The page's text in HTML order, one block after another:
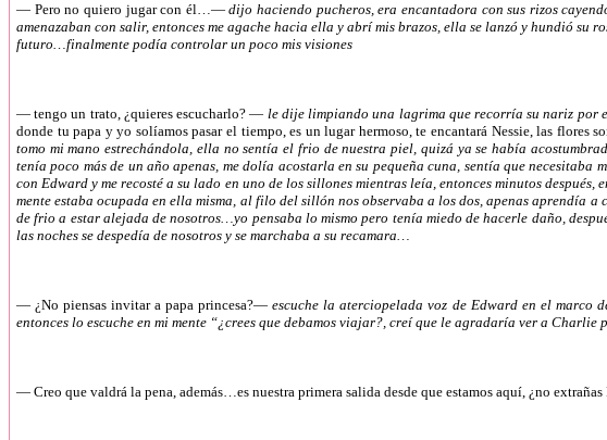
— Pero no quiero jugar con él…—dijo haciendo pucheros, era encantadora con sus rizos
amenazaban con salir, entonces me agache hacia ella y abrí mis brazos, ella se lanzó y hundió
futuro…finalmente podía controlar un poco mis visiones
— tengo un trato, ¿quieres escucharlo? — le dije limpiando una lagrima que recorría su nariz por
donde tu papa y yo solíamos pasar el tiempo, es un lugar hermoso, te encantará Nessie, las
tomo mi mano estrechándola, ella no sentía el frio de nuestra piel, quizá ya se había
tenía poco más de un año apenas, me dolía acostarla en su pequeña cuna, sentía que
con Edward y me recosté a su lado en uno de los sillones mientras leía, entonces minutos
mente estaba ocupada en ella misma, al filo del sillón nos observaba a los dos, apenas aprendía
de frio a estar alejada de nosotros…yo pensaba lo mismo pero tenía miedo de hacerle daño,
las noches se despedía de nosotros y se marchaba a su recamara…
— ¿No piensas invitar a papa princesa?— escuche la aterciopelada voz de Edward en el marco
entonces lo escuche en mi mente “¿crees que debamos viajar?, creí que le agradaría ver a
— Creo que valdrá la pena, además…es nuestra primera salida desde que estamos aquí, ¿no